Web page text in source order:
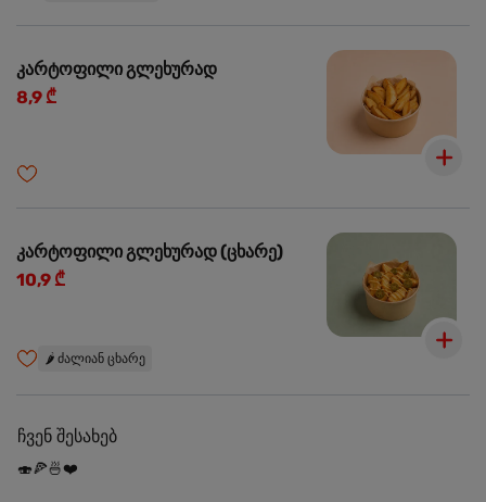
კარტოფილი გლეხურად
8,9 ₾
კარტოფილი გლეხურად (ცხარე)
10,9 ₾
🌶️ ძალიან ცხარე
ჩვენ შესახებ
🍣🍕🍜❤️